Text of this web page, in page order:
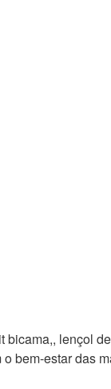
lençol
estar das